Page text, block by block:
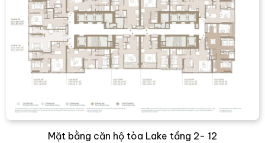
Mặt bằng căn hộ tòa Lake tầng 2- 12